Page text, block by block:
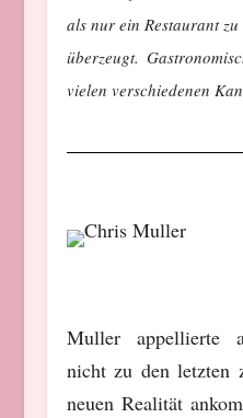
als nur ein Restaurant
überzeugt.
vielen verschiedenen
Muller appellierte
nicht zu den letzten
neuen Realität